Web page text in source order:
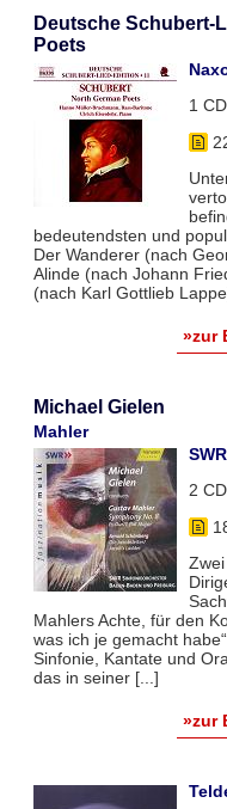
Deutsche Schubert-
Poets
1
bedeutendsten und
Der Wanderer (nach
Alinde (nach Johann
(nach Karl Gottlieb
»zur
Michael Gielen
Mahler
2
Mahlers Achte, für den
was ich je gemacht
Sinfonie, Kantate und
das in seiner [...]
»zur